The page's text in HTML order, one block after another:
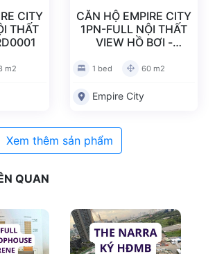
CITY
THẤT
m2
CĂN HỘ EMPIRE CITY
1PN-FULL NỘI THẤT
VIEW HỒ BƠI -
1 bed 60 m2
Empire City
Xem thêm sản phẩm
QUAN